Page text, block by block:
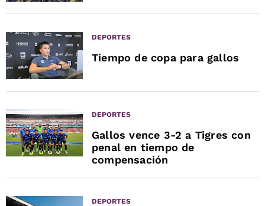
DEPORTES
Tiempo de copa para gallos
DEPORTES
Gallos vence 3-2 a Tigres con
penal en tiempo de
compensación
DEPORTES